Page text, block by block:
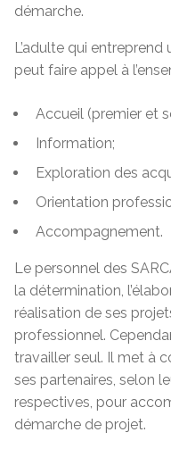
démarche.
L’adulte qui
peut faire appel à
Accueil (premier et
Information;
Exploration des
Orientation
Accompagnement.
Le personnel des
la détermination,
réalisation de ses
professionnel.
travailler seul. Il met à
ses partenaires, selon
respectives, pour
démarche de projet.